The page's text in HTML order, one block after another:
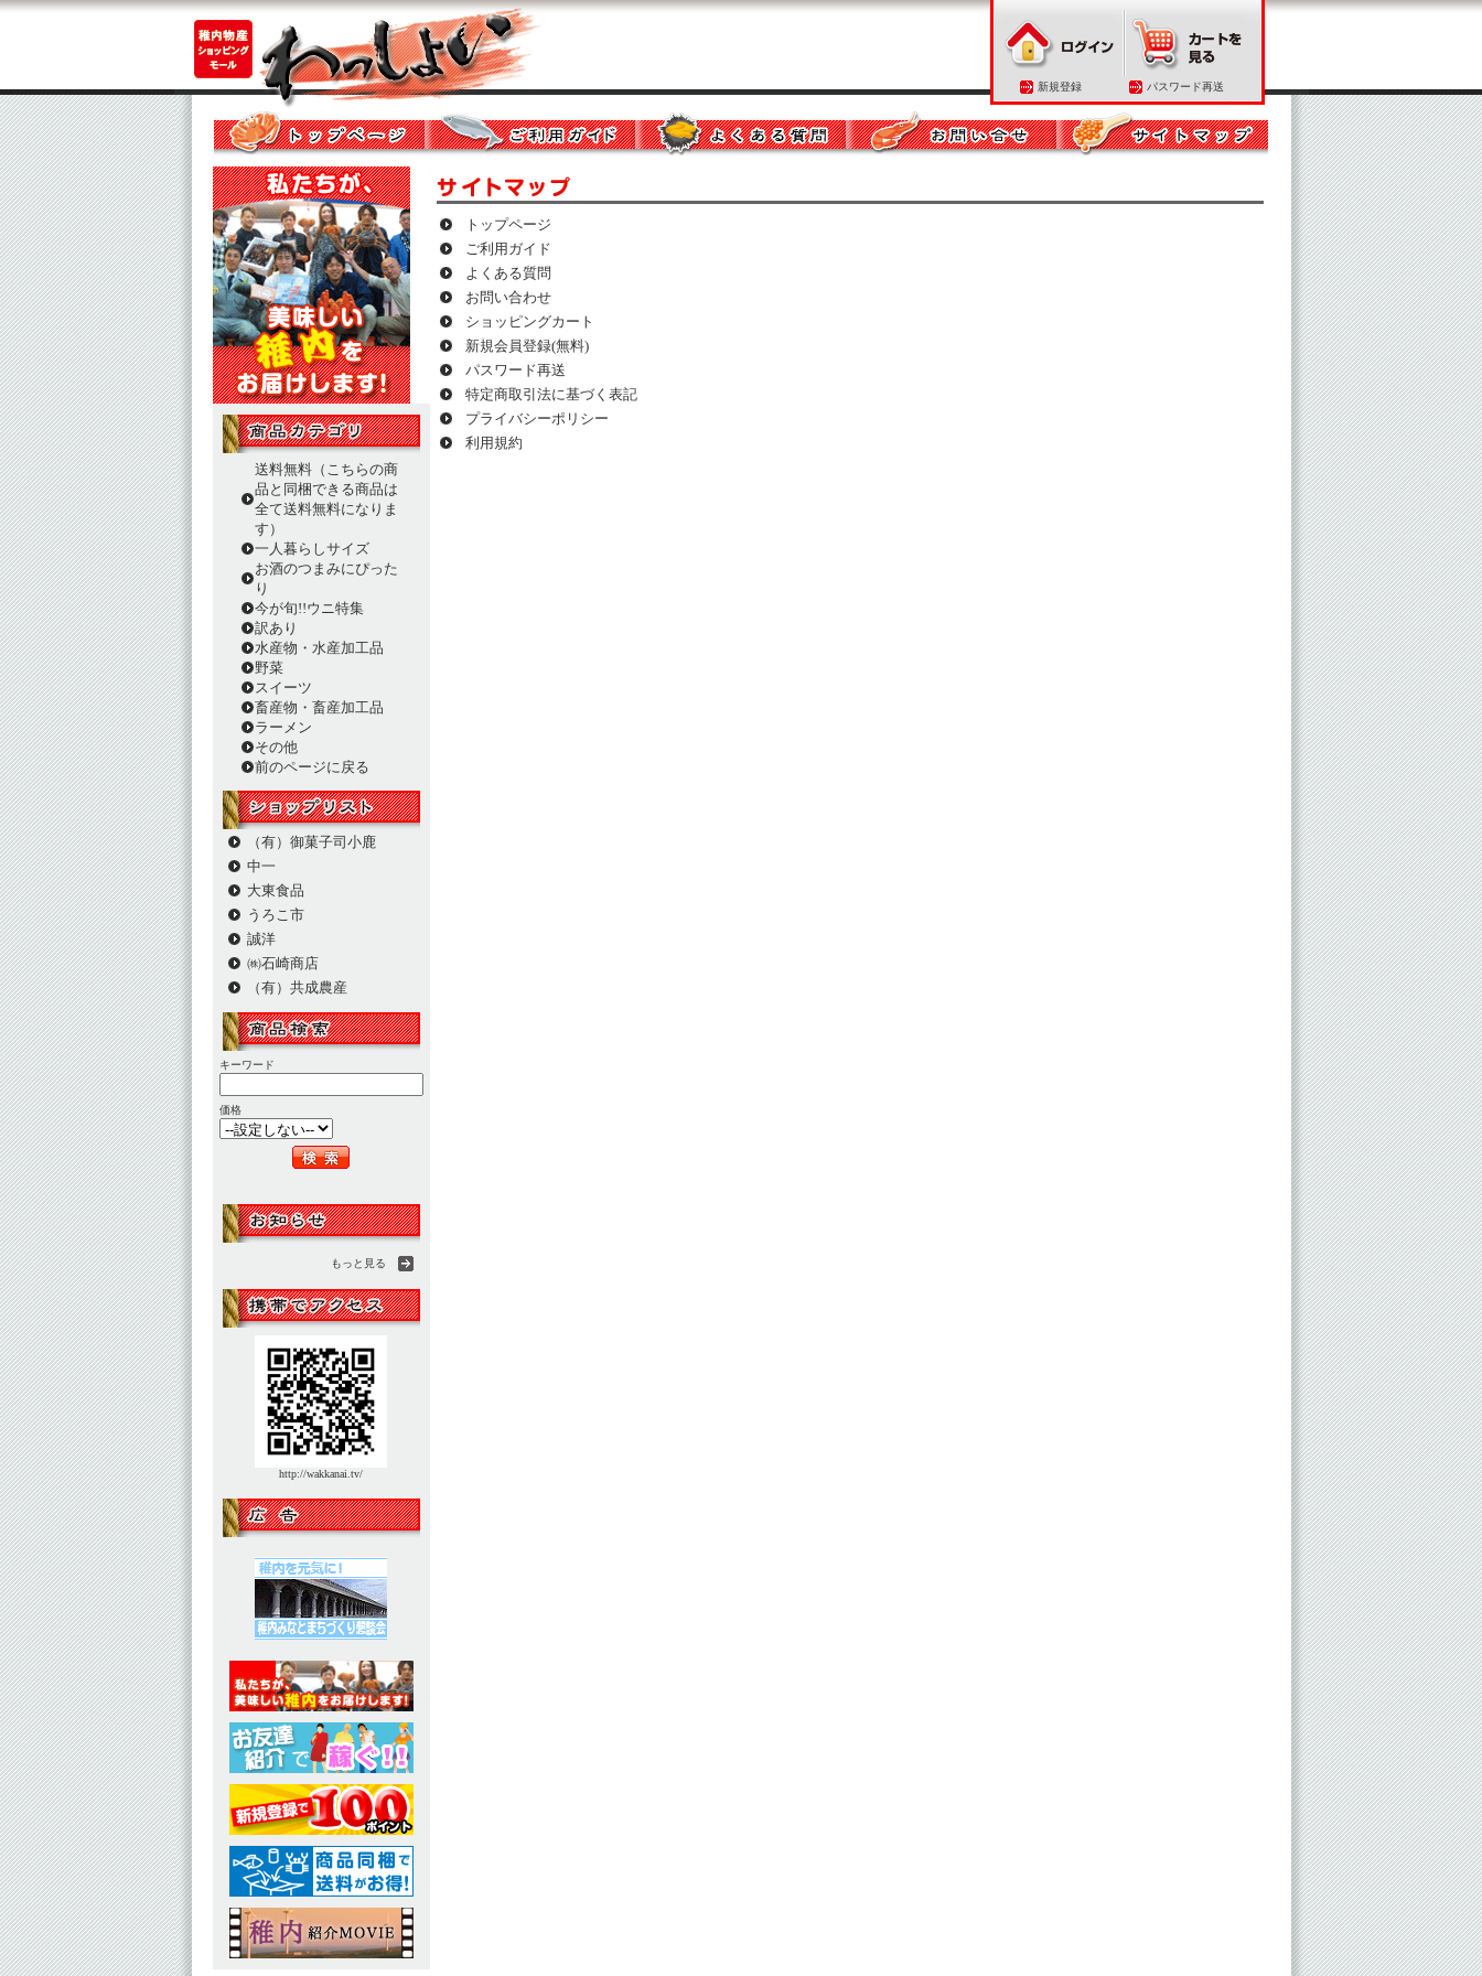
新規登録 パスワード再送
送料無料（こちらの商
品と同梱できる商品は
全て送料無料になりま
す）
一人暮らしサイズ
お酒のつまみにぴった
り
今が旬!!ウニ特集
訳あり
水産物・水産加工品
野菜
スイーツ
畜産物・畜産加工品
ラーメン
その他
前のページに戻る
（有）御菓子司小鹿
中一
大東食品
うろこ市
誠洋
㈱石崎商店
（有）共成農産
キーワード
価格
もっと見る
http://wakkanai.tv/
トップページ
ご利用ガイド
よくある質問
お問い合わせ
ショッピングカート
新規会員登録(無料)
パスワード再送
特定商取引法に基づく表記
プライバシーポリシー
利用規約